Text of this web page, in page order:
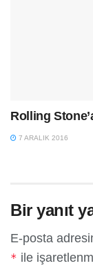
Rolling
7 ARALIK 2016
Bir yanıt
E-posta
* ile